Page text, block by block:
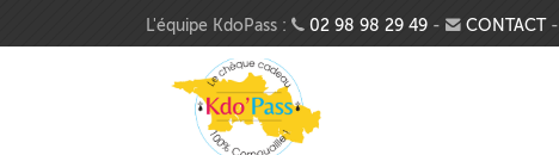
Aller au contenu principal
L'équipe KdoPass : 02 98 98 29 49 - CONTACT -